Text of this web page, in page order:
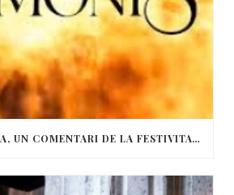
DIMONIS I MÚSICA, UN COMENTARI DE LA FESTIVITAT DE SANT ANTONI